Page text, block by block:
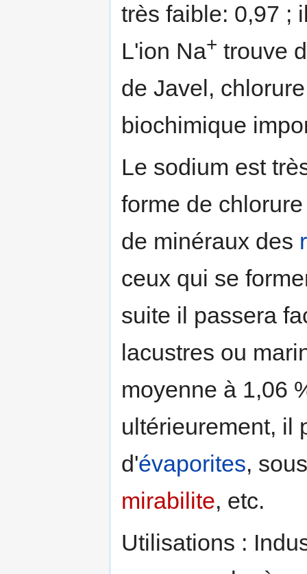
très faible: 0,97 ;
L'ion Na+ trouve
de Javel,
biochimique
Le sodium est
forme de
de minéraux des
ceux qui se
suite il passera
lacustres ou
moyenne à 1,06
ultérieurement, il
d'évaporites,
mirabilite, etc.
Utilisations :